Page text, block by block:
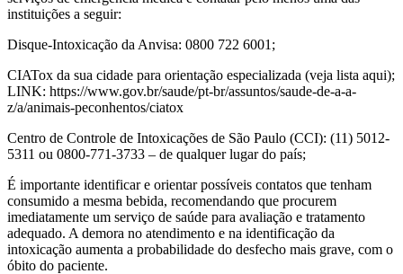
instituições a seguir:
Disque-Intoxicação da Anvisa: 0800 722 6001;
CIATox da sua cidade para orientação especializada (veja lista aqui);
LINK: https://www.gov.br/saude/pt-br/assuntos/saude-de-a-a-
z/a/animais-peconhentos/ciatox
Centro de Controle de Intoxicações de São Paulo (CCI): (11) 5012-
5311 ou 0800-771-3733 – de qualquer lugar do país;
É importante identificar e orientar possíveis contatos que tenham
consumido a mesma bebida, recomendando que procurem
imediatamente um serviço de saúde para avaliação e tratamento
adequado. A demora no atendimento e na identificação da
intoxicação aumenta a probabilidade do desfecho mais grave, com o
óbito do paciente.